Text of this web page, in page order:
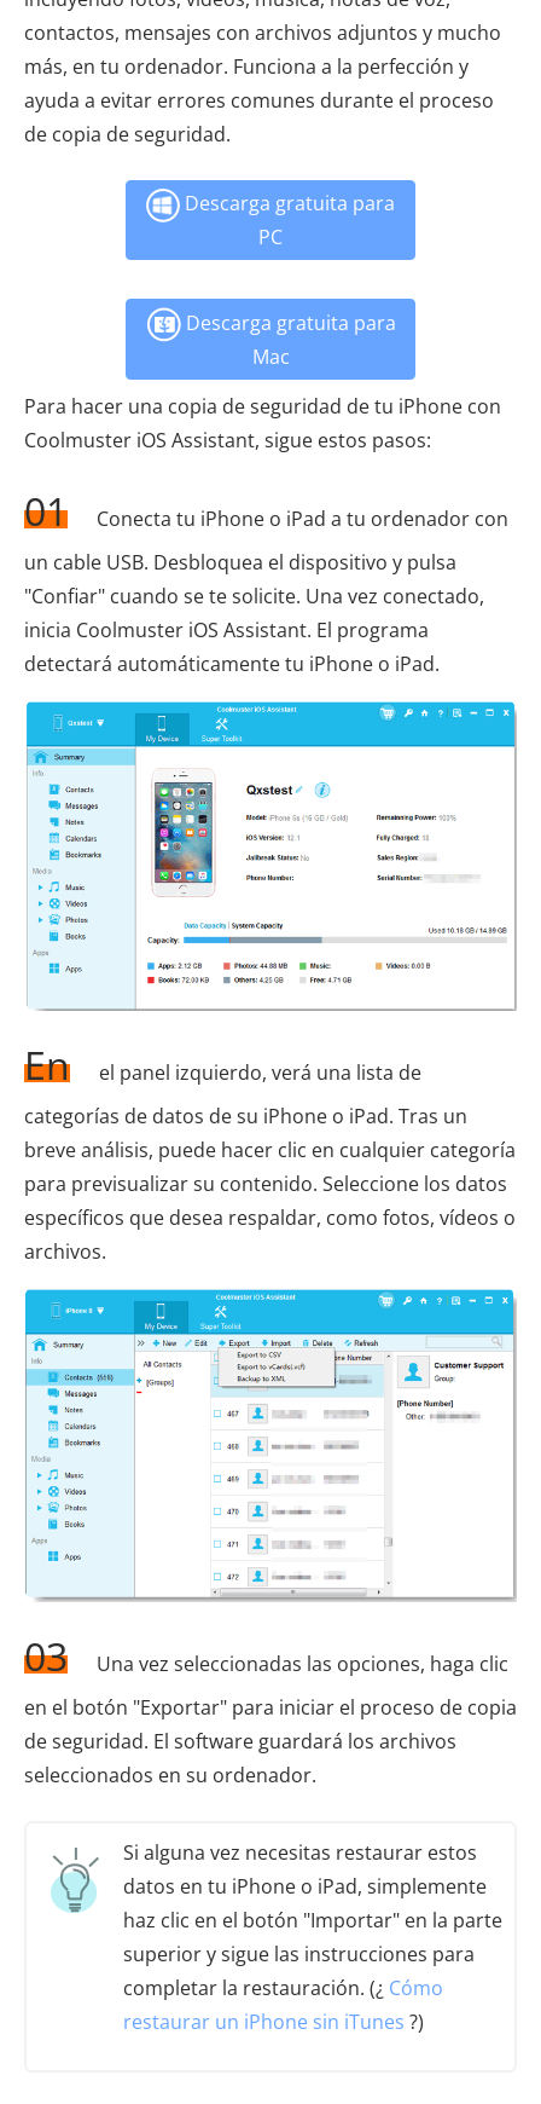
contactos, mensajes con archivos adjuntos y mucho
más, en tu ordenador. Funciona a la perfección y
ayuda a evitar errores comunes durante el proceso
de copia de seguridad.
Descarga gratuita para
PC
Descarga gratuita para
Mac
Para hacer una copia de seguridad de tu iPhone con
Coolmuster iOS Assistant, sigue estos pasos:
01
Conecta tu iPhone o iPad a tu ordenador con
un cable USB. Desbloquea el dispositivo y pulsa
"Confiar" cuando se te solicite. Una vez conectado,
inicia Coolmuster iOS Assistant. El programa
detectará automáticamente tu iPhone o iPad.
En
el panel izquierdo, verá una lista de
categorías de datos de su iPhone o iPad. Tras un
breve análisis, puede hacer clic en cualquier categoría
para previsualizar su contenido. Seleccione los datos
específicos que desea respaldar, como fotos, vídeos o
archivos.
03
Una vez seleccionadas las opciones, haga clic
en el botón "Exportar" para iniciar el proceso de copia
de seguridad. El software guardará los archivos
seleccionados en su ordenador.
Si alguna vez necesitas restaurar estos
datos en tu iPhone o iPad, simplemente
haz clic en el botón "Importar" en la parte
superior y sigue las instrucciones para
completar la restauración. (¿ Cómo
restaurar un iPhone sin iTunes ?)